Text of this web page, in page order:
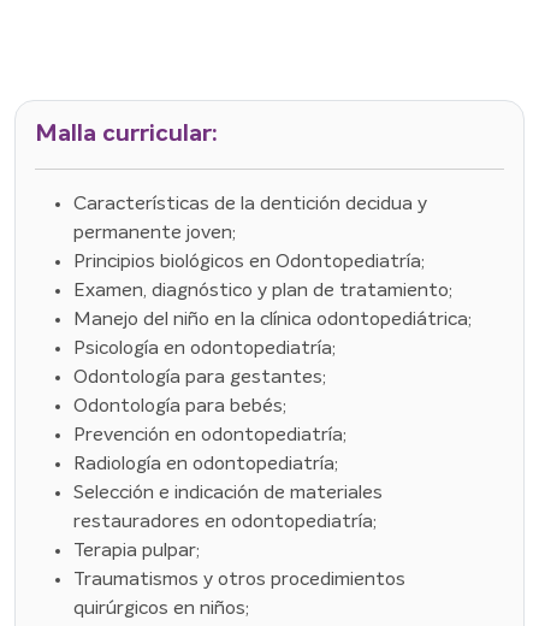
Malla curricular:
Características de la dentición decidua y
permanente joven;
Principios biológicos en Odontopediatría;
Examen, diagnóstico y plan de tratamiento;
Manejo del niño en la clínica odontopediátrica;
Psicología en odontopediatría;
Odontología para gestantes;
Odontología para bebés;
Prevención en odontopediatría;
Radiología en odontopediatría;
Selección e indicación de materiales
restauradores en odontopediatría;
Terapia pulpar;
Traumatismos y otros procedimientos
quirúrgicos en niños;